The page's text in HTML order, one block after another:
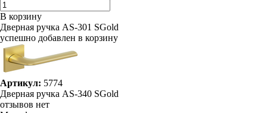
В корзину
Дверная ручка AS-301 SGold
успешно добавлен в корзину
Артикул: 5774
Дверная ручка AS-340 SGold
отзывов нет